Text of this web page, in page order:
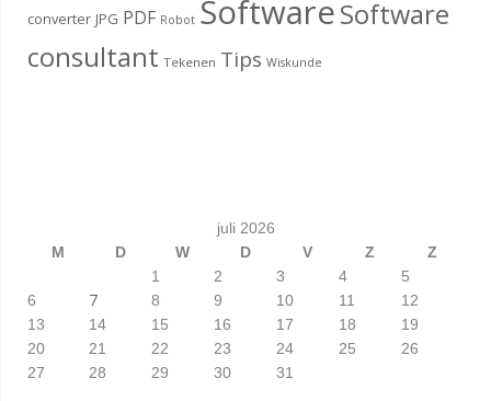
converter JPG PDF Robot SoftwareSoftware
consultant Tekenen Tips Wiskunde
juli 2026
M
D W D V Z
Z
1
2 3 4
5
6
7 8 9 10 11
12
13
14 15 16 17 18
19
20
21 22 23 24 25
26
27
28 29 30 31